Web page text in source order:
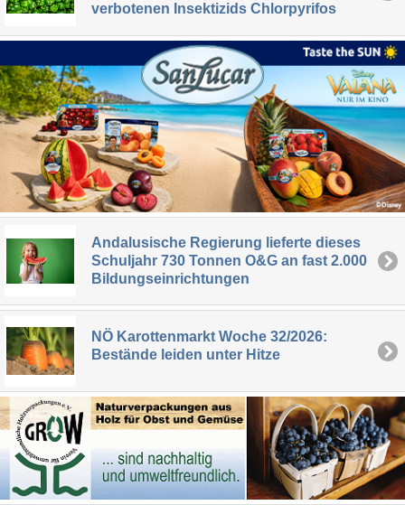
verbotenen Insektizids Chlorpyrifos
Andalusische Regierung lieferte dieses
Schuljahr 730 Tonnen O&G an fast 2.000
Bildungseinrichtungen
NÖ Karottenmarkt Woche 32/2026:
Bestände leiden unter Hitze